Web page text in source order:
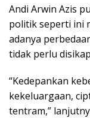
Andi Arwin Azis
politik seperti ini
adanya
tidak perlu
“Kedepankan
kekeluargaan,
tentram,”